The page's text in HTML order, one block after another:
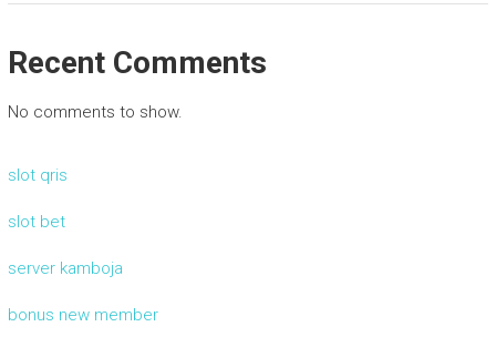
Recent Comments
No comments to show.
slot qris
slot bet
server kamboja
bonus new member